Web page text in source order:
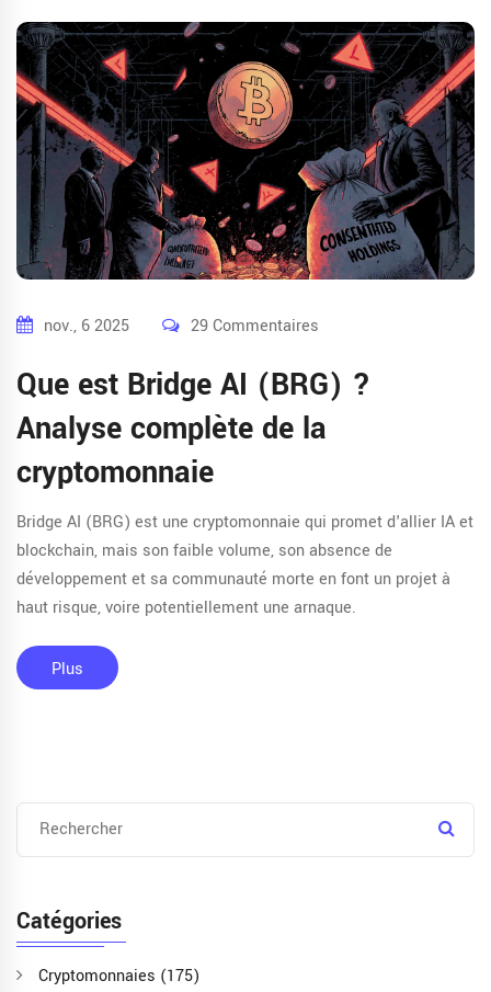
nov., 6 2025 29 Commentaires
Que est Bridge AI (BRG) ?
Analyse complète de la
cryptomonnaie
Bridge AI (BRG) est une cryptomonnaie qui promet d'allier IA et
blockchain, mais son faible volume, son absence de
développement et sa communauté morte en font un projet à
haut risque, voire potentiellement une arnaque.
Plus
Catégories
Cryptomonnaies (175)